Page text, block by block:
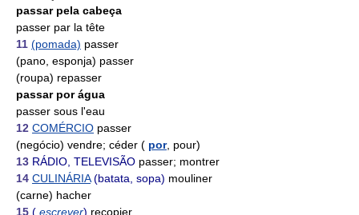
passar pela cabeça
passer par la tête
11 (pomada) passer
(pano, esponja) passer
(roupa) repasser
passar por água
passer sous l'eau
12 COMÉRCIO passer
(negócio) vendre; céder ( por, pour)
13 RÁDIO, TELEVISÃO passer; montrer
14 CULINÁRIA (batata, sopa) mouliner
(carne) hacher
15 ( escrever) recopier